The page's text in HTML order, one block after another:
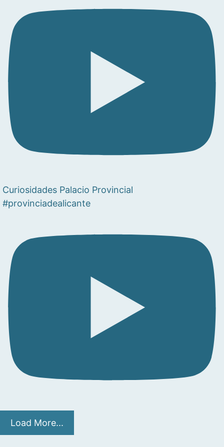
Curiosidades Palacio Provincial
#provinciadealicante
Load More...